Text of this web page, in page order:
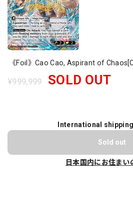
《Foil》Cao Cao, Aspirant of
¥999,999 SOLD OUT
International
Sold out
日本国内にお住まい